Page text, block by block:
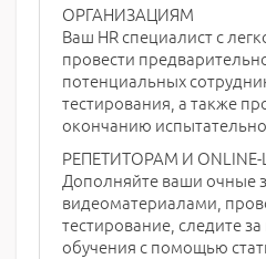
ОРГАНИЗАЦИЯМ
Ваш HR специалист с
провести
потенциальных
тестирования, а также
окончанию
РЕПЕТИТОРАМ И
Дополняйте ваши очные
видеоматериалами,
тестирование, следите
обучения с помощью